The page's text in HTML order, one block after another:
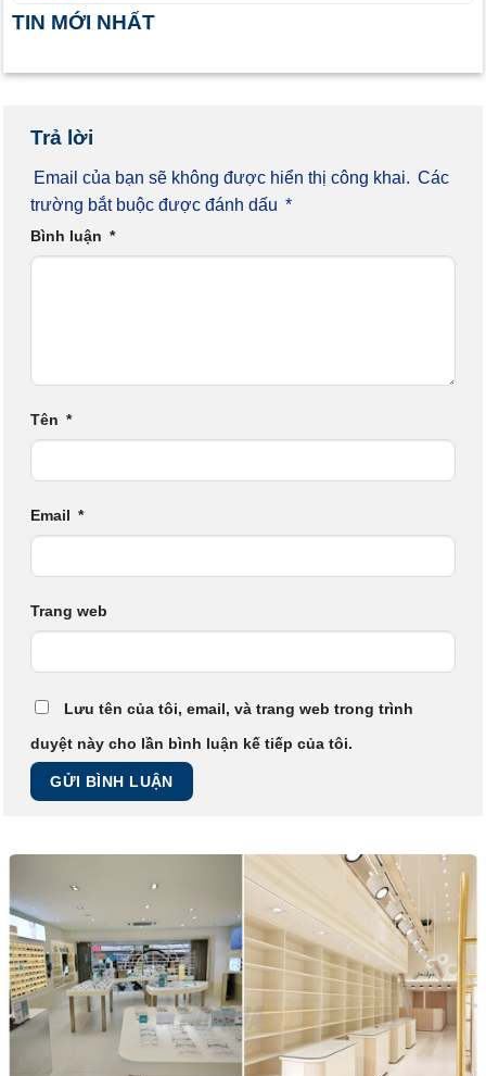
TIN MỚI NHẤT
Trả lời
Email của bạn sẽ không được hiển thị công khai. Các
trường bắt buộc được đánh dấu *
Bình luận *
Tên *
Email *
Trang web
Lưu tên của tôi, email, và trang web trong trình
duyệt này cho lần bình luận kế tiếp của tôi.